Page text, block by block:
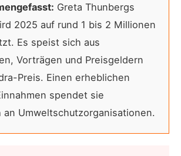
Greta Thunbergs
2025 auf rund 1 bis 2 Millionen
Es speist sich aus
Vorträgen und Preisgeldern
Preis. Einen erheblichen
spendet sie
an Umweltschutzorganisationen.